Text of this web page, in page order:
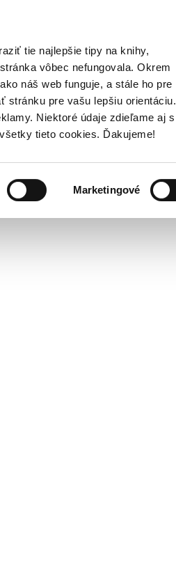
tie najlepšie tipy na knihy,
vôbec nefungovala. Okrem
náš web funguje, a stále ho pre
stránku pre vašu lepšiu orientáciu.
Niektoré údaje zdieľame aj s
tieto cookies. Ďakujeme!
Marketingové